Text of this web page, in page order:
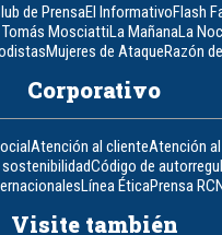
de PrensaEl InformativoFlash
MosciattiLa MañanaLa
Mujeres de AtaqueRazón
Corporativo
Atención al clienteAtención
Código de
Línea ÉticaPrensa
Visite también